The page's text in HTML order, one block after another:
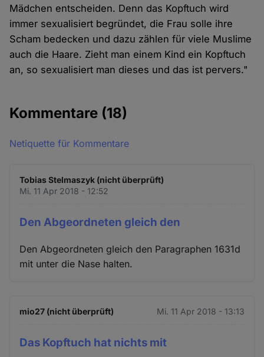
Mädchen entscheiden. Denn das Kopftuch wird
immer sexualisiert begründet, die Frau solle ihre
Scham bedecken und dazu zählen für viele Muslime
auch die Haare. Zieht man einem Kind ein Kopftuch
an, so sexualisiert man dieses und das ist pervers."
Kommentare (18)
Netiquette für Kommentare
Tobias Stelmaszyk (nicht überprüft)
Mi. 11 Apr 2018 - 12:52
Den Abgeordneten gleich den
Den Abgeordneten gleich den Paragraphen 1631d
mit unter die Nase halten.
mio27 (nicht überprüft) Mi. 11 Apr 2018 - 13:13
Das Kopftuch hat nichts mit